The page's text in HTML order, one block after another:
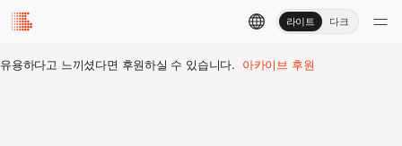
라이트 다크
유용하다고 느끼셨다면 후원하실 수 있습니다. 아카이브 후원